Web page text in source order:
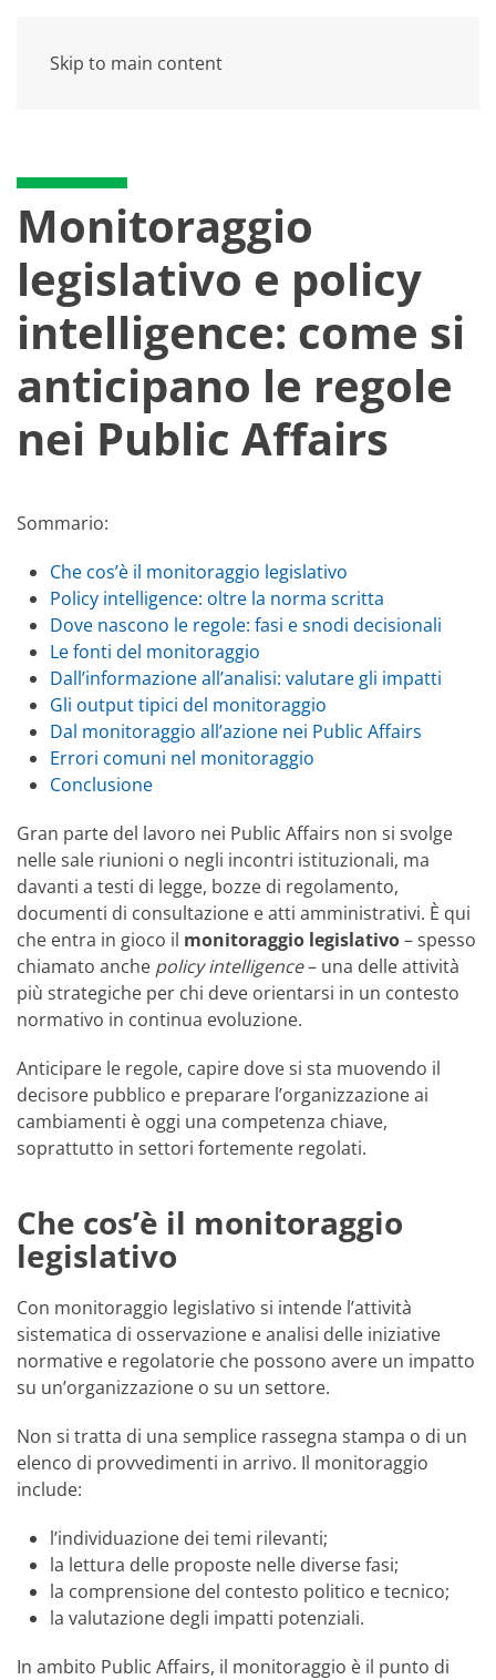
Skip to main content
Monitoraggio
legislativo e policy
intelligence: come si
anticipano le regole
nei Public Affairs
Sommario:
Che cos’è il monitoraggio legislativo
Policy intelligence: oltre la norma scritta
Dove nascono le regole: fasi e snodi decisionali
Le fonti del monitoraggio
Dall’informazione all’analisi: valutare gli impatti
Gli output tipici del monitoraggio
Dal monitoraggio all’azione nei Public Affairs
Errori comuni nel monitoraggio
Conclusione
Gran parte del lavoro nei Public Affairs non si svolge
nelle sale riunioni o negli incontri istituzionali, ma
davanti a testi di legge, bozze di regolamento,
documenti di consultazione e atti amministrativi. È qui
che entra in gioco il monitoraggio legislativo– spesso
chiamato anche policy intelligence– una delle attività
più strategiche per chi deve orientarsi in un contesto
normativo in continua evoluzione.
Anticipare le regole, capire dove si sta muovendo il
decisore pubblico e preparare l’organizzazione ai
cambiamenti è oggi una competenza chiave,
soprattutto in settori fortemente regolati.
Che cos’è il monitoraggio
legislativo
Con monitoraggio legislativo si intende l’attività
sistematica di osservazione e analisi delle iniziative
normative e regolatorie che possono avere un impatto
su un’organizzazione o su un settore.
Non si tratta di una semplice rassegna stampa o di un
elenco di provvedimenti in arrivo. Il monitoraggio
include:
l’individuazione dei temi rilevanti;
la lettura delle proposte nelle diverse fasi;
la comprensione del contesto politico e tecnico;
la valutazione degli impatti potenziali.
In ambito Public Affairs, il monitoraggio è il punto di